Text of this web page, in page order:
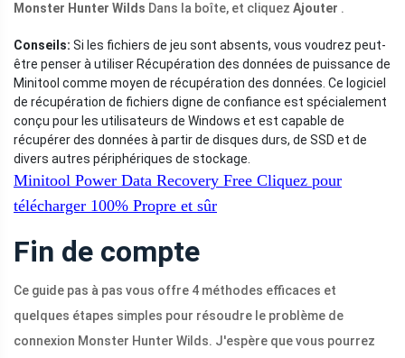
Monster Hunter Wilds Dans la boîte, et cliquez Ajouter .
Conseils: Si les fichiers de jeu sont absents, vous voudrez peut-
être penser à utiliser Récupération des données de puissance de
Minitool comme moyen de récupération des données. Ce logiciel
de récupération de fichiers digne de confiance est spécialement
conçu pour les utilisateurs de Windows et est capable de
récupérer des données à partir de disques durs, de SSD et de
divers autres périphériques de stockage.
Minitool Power Data Recovery Free Cliquez pour
télécharger 100% Propre et sûr
Fin de compte
Ce guide pas à pas vous offre 4 méthodes efficaces et
quelques étapes simples pour résoudre le problème de
connexion Monster Hunter Wilds. J'espère que vous pourrez